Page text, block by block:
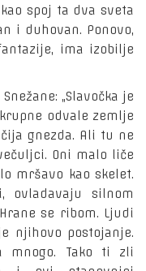
spoj ta dva sveta
i duhovan. Ponovo,
ima izobilje
„Slavočka je
odvale zemlje
gnezda. Ali tu ne
Oni malo liče
mršavo kao skelet.
ovladavaju silnom
se ribom. Ljudi
njihovo postojanje.
mnogo. Tako ti zli